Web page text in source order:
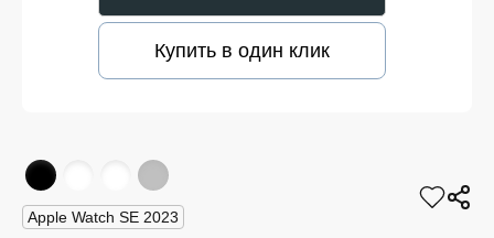
Купить в один клик
Apple Watch SE 2023